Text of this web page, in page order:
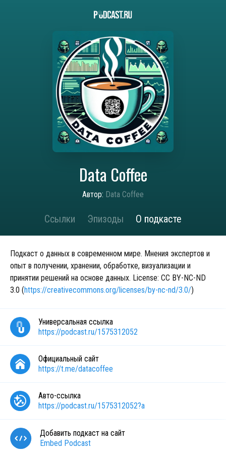
Data Coffee
Автор: Data Coffee
Ссылки Эпизоды О подкасте
Подкаст о данных в современном мире. Мнения экспертов и
опыт в получении, хранении, обработке, визуализации и
принятии решений на основе данных. License: CC BY-NC-ND
3.0 (https://creativecommons.org/licenses/by-nc-nd/3.0/)
Универсальная ссылка
https://podcast.ru/1575312052
Официальный сайт
https://t.me/datacoffee
Авто-ссылка
https://podcast.ru/1575312052?a
Добавить подкаст на сайт
Embed Podcast